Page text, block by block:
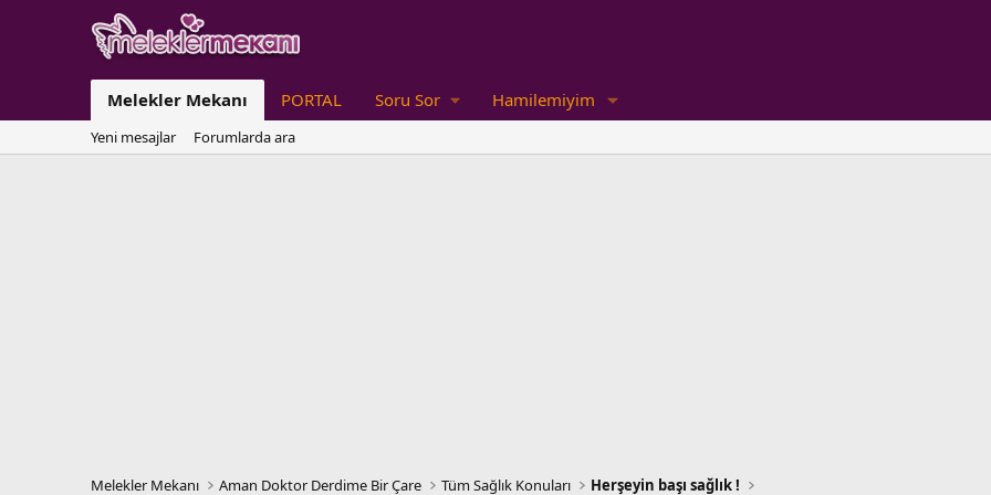
Melekler Mekanı PORTAL Soru Sor Hamilemiyim
Yeni mesajlar Forumlarda ara
Melekler Mekanı Aman Doktor Derdime Bir Çare Tüm Sağlık Konuları Herşeyin başı sağlık !